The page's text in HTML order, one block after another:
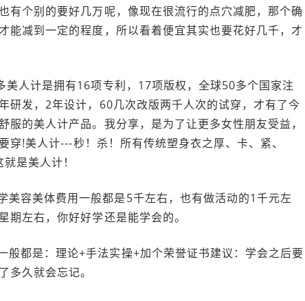
有个别的要好几万呢，像现在很流行的点穴减肥，那个确
能减到一定的程度，所以看着便宜其实也要花好几千，才
人计是拥有16项专利，17项版权，全球50多个国家注
研发，2年设计，60几次改版两千人次的试穿，才有了今
的美人计产品。我分享，是为了让更多女性朋友受益，
!美人计---秒！杀！所有传统塑身衣之厚、卡、紧、
是美人计！
美容美体费用一般都是5千左右，也有做活动的1千元左
左右，你好好学还是能学会的。
般都是：理论+手法实操+加个荣誉证书建议：学会之后要
多久就会忘记。